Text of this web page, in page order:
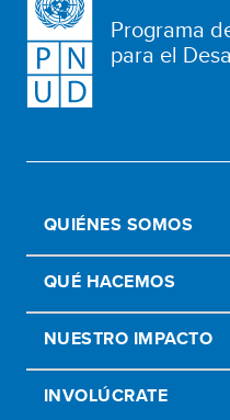
Programa
para el
QUIÉNES SOMOS
QUÉ HACEMOS
NUESTRO IMPACTO
INVOLÚCRATE